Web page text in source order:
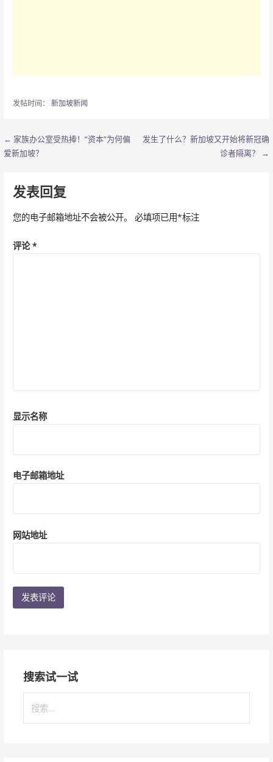
发帖时间： 新加坡新闻
文
导
航
← 家族办公室受热捧！“资本”为何偏
爱新加坡？
发生了什么？新加坡又开始将新冠确
诊者隔离？ →
发表回复
您的电子邮箱地址不会被公开。 必填项已用*标注
评论*
显示名称
电子邮箱地址
网站地址
搜索试一试
索